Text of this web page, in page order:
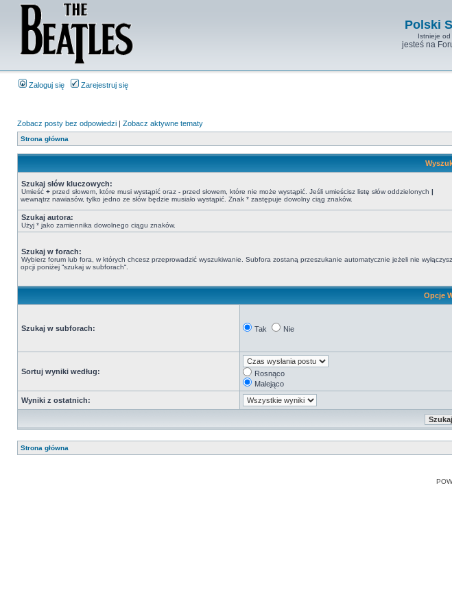
Polski
Istnieje od
jesteś na
Zaloguj się Zarejestruj się
Zobacz posty bez odpowiedzi | Zobacz aktywne tematy
Strona główna
Szukaj słów kluczowych:
Umieść + przed słowem, które musi wystąpić oraz - przed słowem, które nie może wystąpić. Jeśli umieścisz listę słów oddzielonych |
wewnątrz nawiasów, tylko jedno ze słów będzie musiało wystąpić. Znak * zastępuje dowolny ciąg znaków.
Szukaj autora:
Użyj * jako zamiennika dowolnego ciągu znaków.
Szukaj w forach:
Wybierz forum lub fora, w których chcesz przeprowadzić wyszukiwanie. Subfora zostaną przeszukanie automatycznie jeżeli nie wyłączysz
opcji poniżej “szukaj w subforach“.
Opcje
Szukaj w subforach: Tak Nie
Sortuj wyniki według:
Rosnąco
Malejąco
Wyniki z ostatnich:
Strona główna